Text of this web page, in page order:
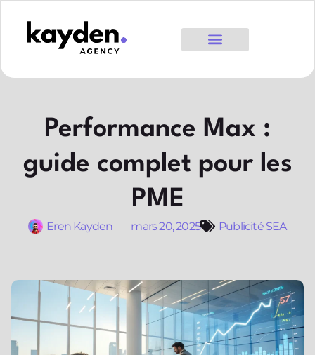
Performance Max :
guide complet pour les
PME
Eren Kayden mars 20, 2025 Publicité SEA